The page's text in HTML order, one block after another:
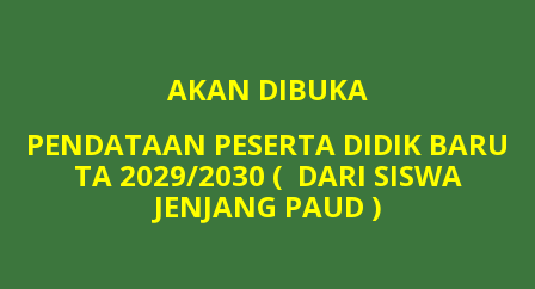
AKAN DIBUKA
PENDATAAN PESERTA DIDIK BARU
TA 2029/2030 ( DARI SISWA
JENJANG PAUD )